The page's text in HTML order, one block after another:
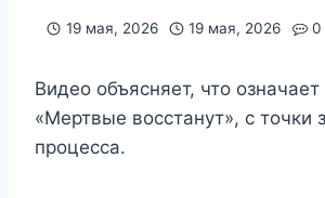
19 мая, 2026 19 мая, 2026 0
Видео объясняет, что
«Мертвые восстанут», с точки
процесса.